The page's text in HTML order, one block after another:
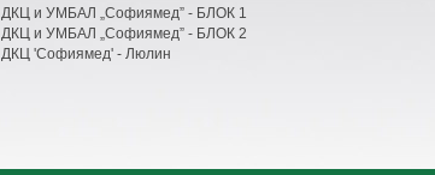
ДКЦ и УМБАЛ „Софиямед” - БЛОК 1
ДКЦ и УМБАЛ „Софиямед” - БЛОК 2
ДКЦ 'Софиямед' - Люлин